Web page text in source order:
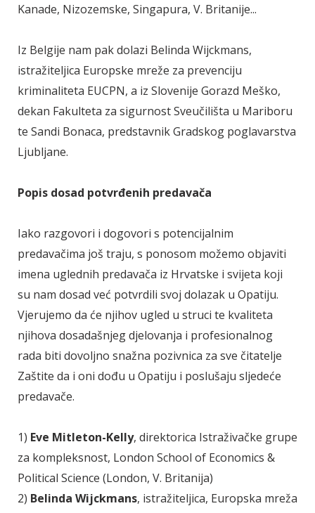
Kanade, Nizozemske, Singapura, V. Britanije...
Iz Belgije nam pak dolazi Belinda Wijckmans,
istražiteljica Europske mreže za prevenciju
kriminaliteta EUCPN, a iz Slovenije Gorazd Meško,
dekan Fakulteta za sigurnost Sveučilišta u Mariboru
te Sandi Bonaca, predstavnik Gradskog poglavarstva
Ljubljane.
Popis dosad potvrđenih predavača
Iako razgovori i dogovori s potencijalnim
predavačima još traju, s ponosom možemo objaviti
imena uglednih predavača iz Hrvatske i svijeta koji
su nam dosad već potvrdili svoj dolazak u Opatiju.
Vjerujemo da će njihov ugled u struci te kvaliteta
njihova dosadašnjeg djelovanja i profesionalnog
rada biti dovoljno snažna pozivnica za sve čitatelje
Zaštite da i oni dođu u Opatiju i poslušaju sljedeće
predavače.
1) Eve Mitleton-Kelly, direktorica Istraživačke grupe
za kompleksnost, London School of Economics &
Political Science (London, V. Britanija)
2) Belinda Wijckmans, istražiteljica, Europska mreža